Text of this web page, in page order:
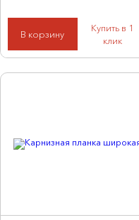
В корзину
Купить в 1
клик